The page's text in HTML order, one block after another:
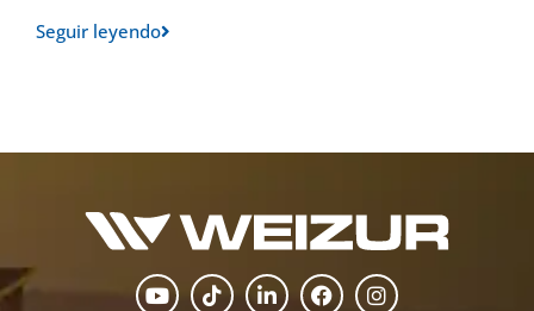
Seguir leyendo